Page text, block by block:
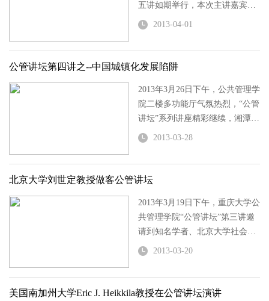
五讲如期举行，本次主讲嘉宾为
重庆大学知名校友——新加坡唯
主讲题目为“新加坡的国有资产管
理与淡马锡控股”，公共管理学...
2013-04-01
公管讲坛第四讲之--中国城镇化发展陷阱
2013年3月26日下午，公共管理学
院二楼多功能厅气氛热烈，“公管
讲坛”系列讲座精彩继续，湘潭大
学中国农村发展研究中心的周靖
发展陷阱：我们知道的和不知道
的”的主题演讲。
2013-03-28
北京大学刘世定教授做客公管讲坛
2013年3月19日下午，重庆大学公
共管理学院“公管讲坛”第三讲邀
请到知名学者、北京大学社会学
系刘世定教授，由他带来题为“中
座。
2013-03-20
美国南加州大学Eric J. Heikkila教授在公管讲坛演讲